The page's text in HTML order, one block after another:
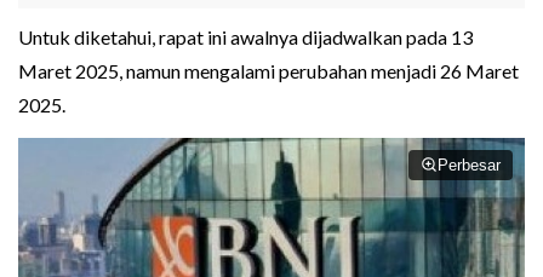
Untuk diketahui, rapat ini awalnya dijadwalkan pada 13
Maret 2025, namun mengalami perubahan menjadi 26 Maret
2025.
Perbesar